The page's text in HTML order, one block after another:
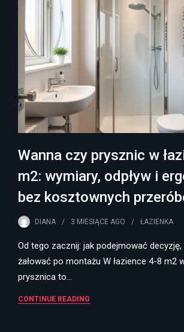
Wanna czy prysznic w
m2: wymiary, odpływ i
bez kosztownych
DIANA 3 MIESIĄCE AGO ŁAZIENKA
Od tego zacznij: jak podejmować decyzję,
żałować po montażu W łazience 4-8 m2
prysznica to…
CONTINUE READING